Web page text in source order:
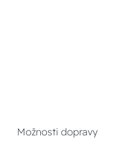
Možnosti dopravy